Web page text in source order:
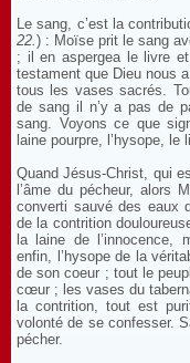
Le sang, c’est la
22.) : Moïse prit le sang
; il en aspergea le livre
testament que Dieu nous
tous les vases sacrés.
de sang il n’y a pas de
sang. Voyons ce que
laine pourpre, l’hysope,
Quand Jésus-Christ, qui
l’âme du pécheur, alors
converti sauvé des eaux
de la contrition
la laine de l’innocence,
enfin, l’hysope de la
de son coeur ; tout le
cœur ; les vases du
la contrition, tout est
volonté de se confesser.
pécher.